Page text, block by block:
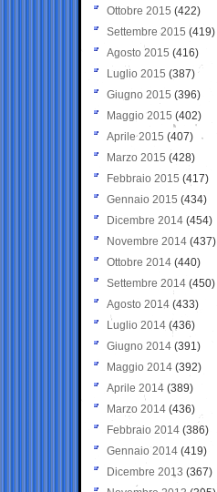
Ottobre 2015 (422)
Settembre 2015 (419)
Agosto 2015 (416)
Luglio 2015 (387)
Giugno 2015 (396)
Maggio 2015 (402)
Aprile 2015 (407)
Marzo 2015 (428)
Febbraio 2015 (417)
Gennaio 2015 (434)
Dicembre 2014 (454)
Novembre 2014 (437)
Ottobre 2014 (440)
Settembre 2014 (450)
Agosto 2014 (433)
Luglio 2014 (436)
Giugno 2014 (391)
Maggio 2014 (392)
Aprile 2014 (389)
Marzo 2014 (436)
Febbraio 2014 (386)
Gennaio 2014 (419)
Dicembre 2013 (367)